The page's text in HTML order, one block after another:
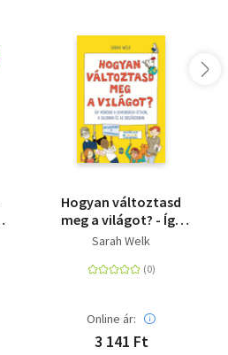
Hogyan változtasd
meg a világot? - Így
működik a
sulidban és az
Sarah Welk
Online ár:
3 141 Ft